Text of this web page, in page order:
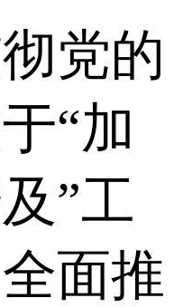
党的
“加
”工
面推